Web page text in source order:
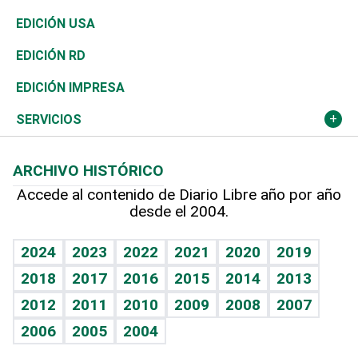
Reportajes
África
Ocenanía
Caribe
Resto del mundo
Vivienda
Telecom.
Global y variable
Economía personal
Buena Vida
Sociales
Novedades
Podcast Arte Libre
Hablando con el pediatra
Vida y familia
Eñe
Celebrando la vida
Sin complejos
Ciclismo
Tenis
Olimpismo
Más deportes
Línea de hit
TBT Deportivo
En Directo
El Espía
Noticiero Poteleche
Columnistas
Tecnología
Historia
Martes de tecnología
Cambio climático
Economía
Revista
Deportes
Opinión
Hecho en casa
Guía del dinero
EDICIÓN USA
EDICIÓN RD
EDICIÓN IMPRESA
SERVICIOS
Cumpleaños
Horóscopos
Crucigramas
ARCHIVO HISTÓRICO
Accede al contenido de Diario Libre año por año
desde el 2004.
2024 2023 2022 2021 2020
2019
2018
2017 2016 2015 2014
2013
2012
2011 2010 2009 2008
2007
2006
2005 2004